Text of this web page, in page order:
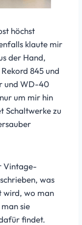
höchst
klaute mir
der Hand,
845 und
und WD-40
um mir hin
Schaltwerke zu
Vintage-
was
wird, wo man
sie
findet.